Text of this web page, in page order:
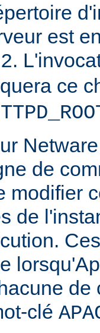
est
.
ce
de
modifier
de
de
clé